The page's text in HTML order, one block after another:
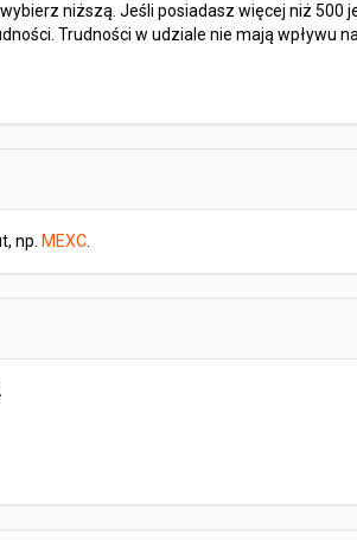
niższą. Jeśli posiadasz więcej niż 500
Trudności w udziale nie mają wpływu
np. MEXC